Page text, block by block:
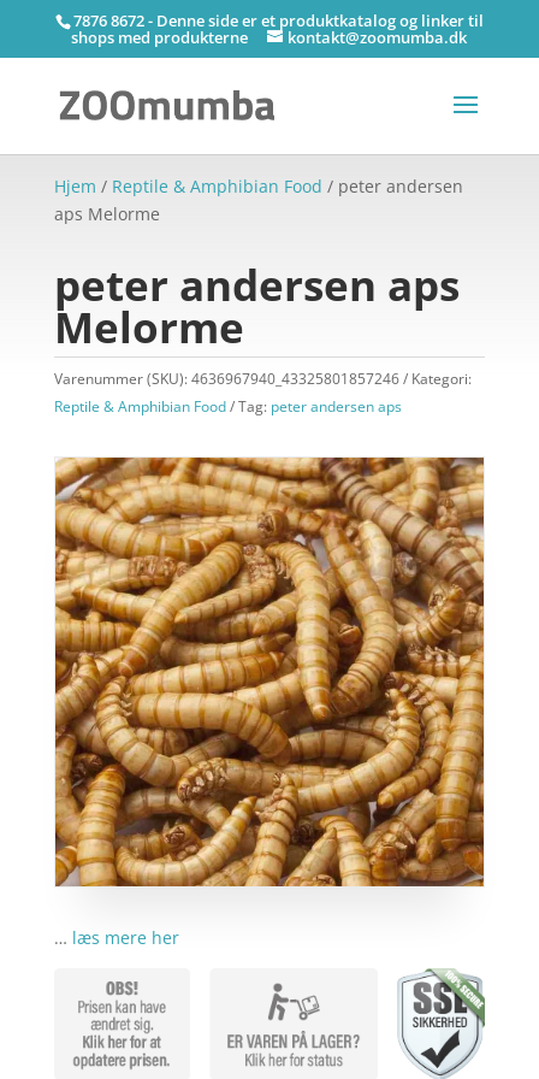
7876 8672 - Denne side er et produktkatalog og linker til
shops med produkterne kontakt@zoomumba.dk
Hjem / Reptile & Amphibian Food / peter andersen
aps Melorme
peter andersen aps
Melorme
Varenummer (SKU):4636967940_43325801857246
Kategori:
Reptile & Amphibian Food
Tag: peter andersen aps
… læs mere her